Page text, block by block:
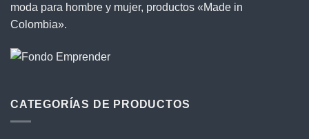
moda para hombre y mujer, productos «Made in
Colombia».
CATEGORÍAS DE PRODUCTOS